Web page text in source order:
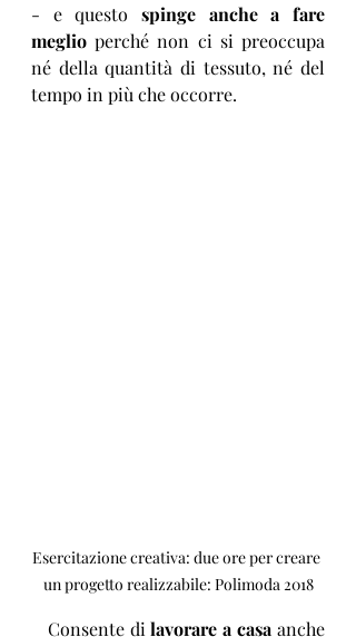
- e questo spinge anche a fare
meglio perché non ci si preoccupa
né della quantità di tessuto, né del
tempo in più che occorre.
Esercitazione creativa: due ore per creare
un progetto realizzabile: Polimoda 2018
   Consente di
lavorare a casa anche